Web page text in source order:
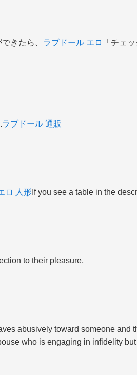
きたら、 ラブドール エロ
「チェ
ラブドール 通販
ロ 人形 If you see a table in the
to their pleasure,
abusively toward someone and
who is engaging in infidelity